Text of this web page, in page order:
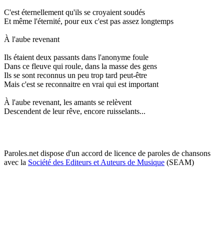
C'est éternellement qu'ils se croyaient soudés
Et même l'éternité, pour eux c'est pas assez longtemps
À l'aube revenant
Ils étaient deux passants dans l'anonyme foule
Dans ce fleuve qui roule, dans la masse des gens
Ils se sont reconnus un peu trop tard peut-être
Mais c'est se reconnaitre en vrai qui est important
À l'aube revenant, les amants se relèvent
Descendent de leur rêve, encore ruisselants...
Paroles.net dispose d'un accord de licence de paroles de chansons
avec la Société des Editeurs et Auteurs de Musique (SEAM)